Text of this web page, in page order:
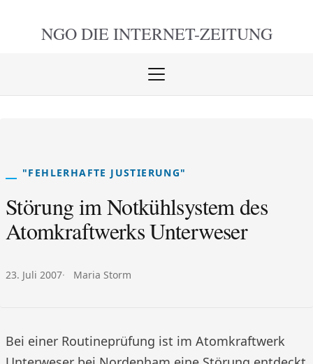
NGO DIE INTERNET-ZEITUNG
Menü
"FEHLERHAFTE JUSTIERUNG"
Störung im Notkühlsystem des
Atomkraftwerks Unterweser
Veröffentlicht am:
23. Juli 2007 Autor:
Maria Storm
Bei einer Routineprüfung ist im Atomkraftwerk